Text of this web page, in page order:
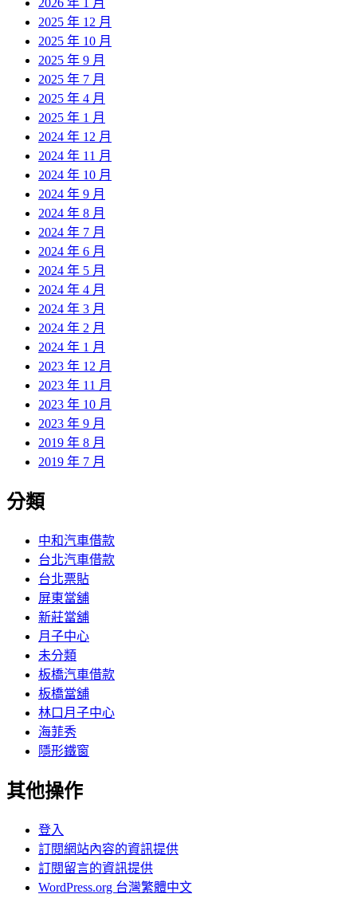
2026 年 1 月
2025 年 12 月
2025 年 10 月
2025 年 9 月
2025 年 7 月
2025 年 4 月
2025 年 1 月
2024 年 12 月
2024 年 11 月
2024 年 10 月
2024 年 9 月
2024 年 8 月
2024 年 7 月
2024 年 6 月
2024 年 5 月
2024 年 4 月
2024 年 3 月
2024 年 2 月
2024 年 1 月
2023 年 12 月
2023 年 11 月
2023 年 10 月
2023 年 9 月
2019 年 8 月
2019 年 7 月
分類
中和汽車借款
台北汽車借款
台北票貼
屏東當舖
新莊當舖
月子中心
未分類
板橋汽車借款
板橋當舖
林口月子中心
海菲秀
隱形鐵窗
其他操作
登入
訂閱網站內容的資訊提供
訂閱留言的資訊提供
WordPress.org 台灣繁體中文